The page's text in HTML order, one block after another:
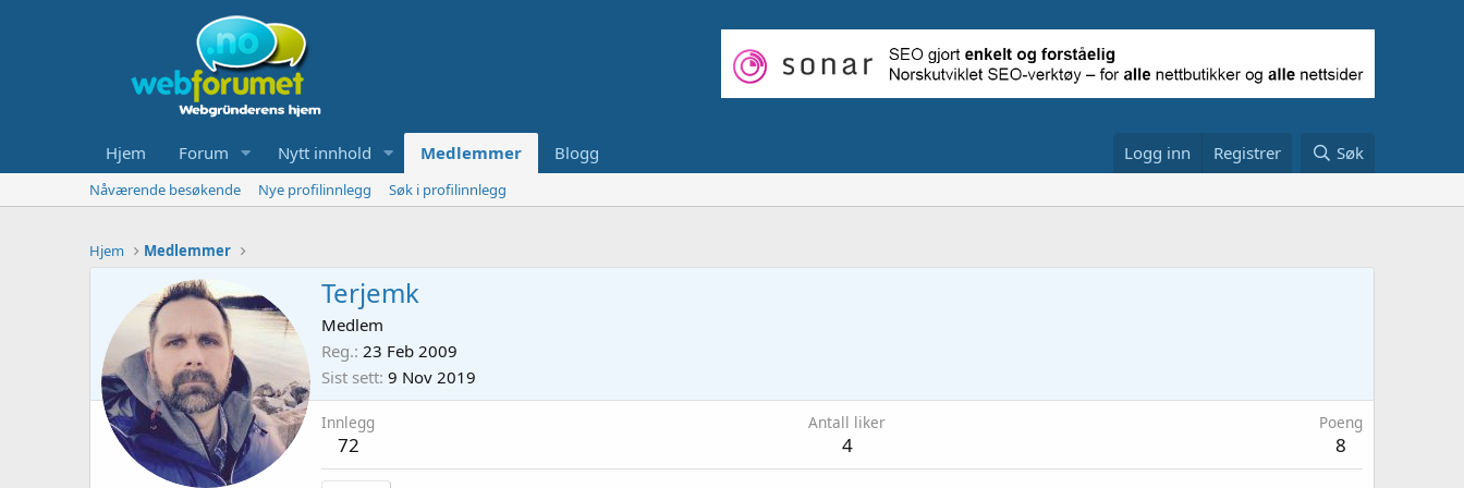
Hjem Forum Nytt innhold Medlemmer Blogg Logg inn Registrer Søk
Nåværende besøkende Nye profilinnlegg Søk i profilinnlegg
Hjem Medlemmer
Terjemk
Medlem
Reg. 23 Feb 2009
Sist sett 9 Nov 2019
Innlegg
72
Antall liker
4
Poeng
8